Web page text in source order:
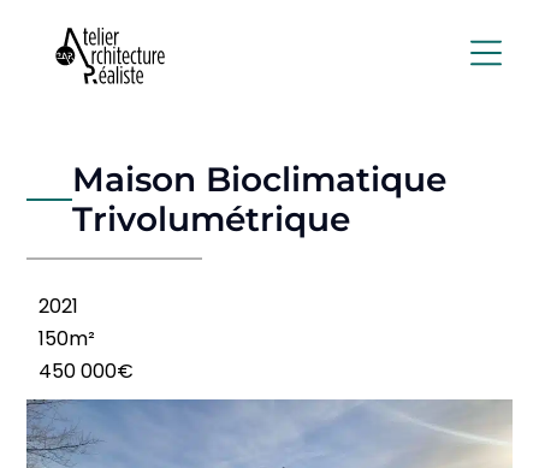
Maison Bioclimatique
Trivolumétrique
2021
150m²
450 000€